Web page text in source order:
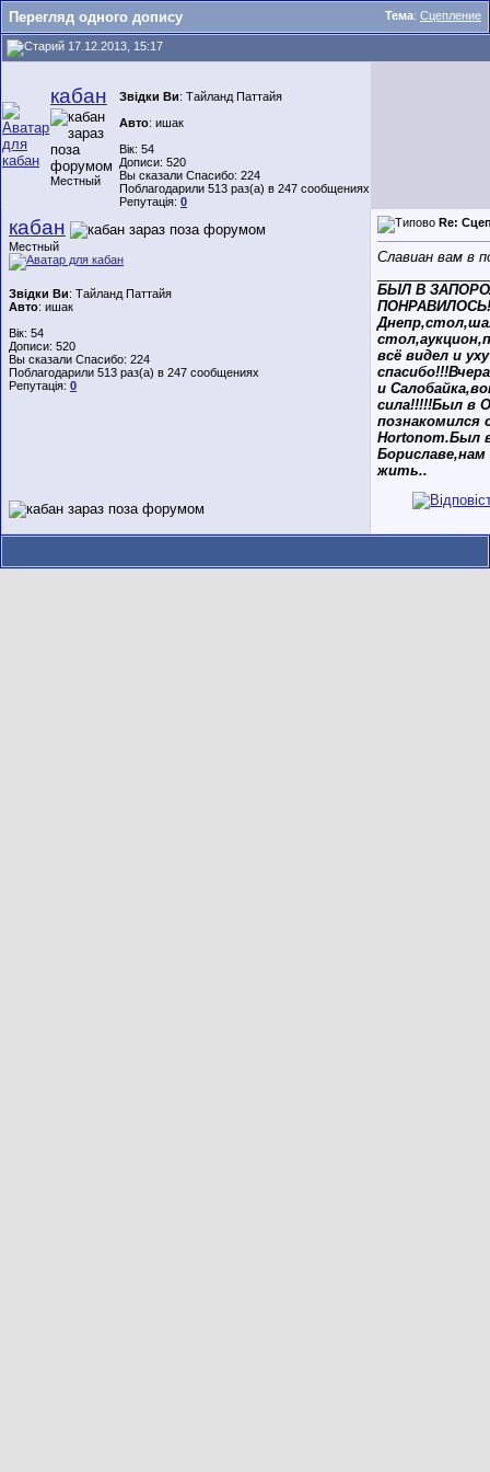
Тема: Сцепление
Перегляд одного допису
17.12.2013, 15:17
кабан
Местный
Звідки Ви: Тайланд Паттайя
Авто: ишак
Вік: 54
Дописи: 520
Вы сказали Спасибо: 224
Поблагодарили 513 раз(а) в 247 сообщениях
Репутація: 0
кабан
Местный
Звідки Ви: Тайланд Паттайя
Авто: ишак
Вік: 54
Дописи: 520
Вы сказали Спасибо: 224
Поблагодарили 513 раз(а) в 247 сообщениях
Репутація: 0
Re:
Славиан вам в
БЫЛ В
всё видел и
и
сила!!!!!Был в
познакомился
Hortonom.Был
жить..